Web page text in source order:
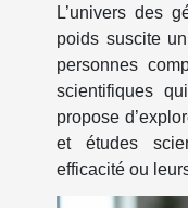
L’univers des
poids suscite
personnes
scientifiques
propose
et études
efficacité ou